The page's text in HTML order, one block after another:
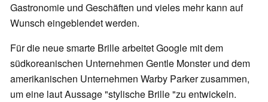
Gastronomie und Geschäften und vieles mehr kann auf
Wunsch eingeblendet werden.
Für die neue smarte Brille arbeitet Google mit dem
südkoreanischen Unternehmen Gentle Monster und dem
amerikanischen Unternehmen Warby Parker zusammen,
um eine laut Aussage "stylische Brille "zu entwickeln.